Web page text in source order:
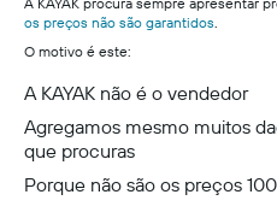
os preços não são garantidos.
O motivo é este:
A KAYAK não é o vendedor
Agregamos mesmo muitos
que procuras
Porque não são os preços